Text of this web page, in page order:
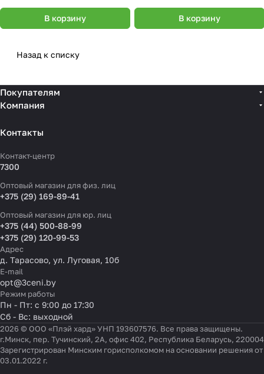
В корзину В корзину
Назад к списку
Покупателям
Компания
Контакты
Контакт-центр
7300
Оптовый магазин для физ. лиц
+375 (29) 169-89-41
Оптовый магазин для юр. лиц
+375 (44) 500-88-99
+375 (29) 120-99-53
Адрес
д. Тарасово, ул. Луговая, 10б
E-mail
opt@3ceni.by
Режим работы
Пн - Пт: с 9:00 до 17:30
Сб - Вс: выходной
2026 © ООО «Плэй хард» УНП 193607576. Все права защищены.
г.Минск, пер. Тучинский, 2А, офис 402, Республика Беларусь, 220004
Зарегистрирован Минским горисполкомом на основании решения от
03.01.2022 г.